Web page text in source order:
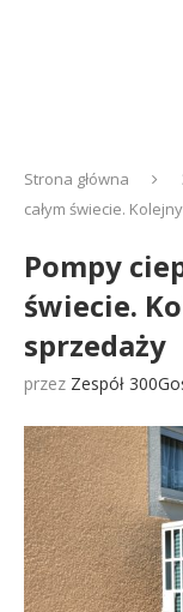
Strona główna
całym świecie.
Pompy
świecie.
sprzedaży
przez Zespół